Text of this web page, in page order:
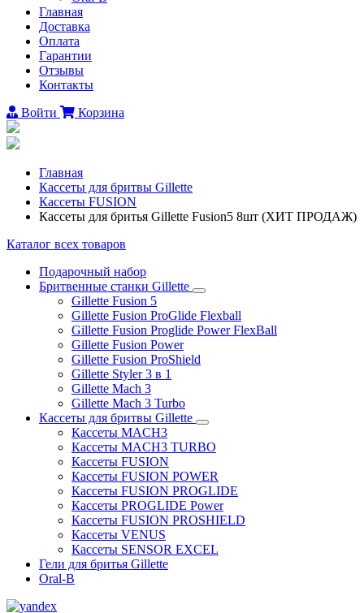
Главная
Доставка
Оплата
Гарантии
Отзывы
Контакты
Войти
Корзина
Главная
Каcсеты для бритвы Gillette
Кассеты FUSION
Кассеты для бритья Gillette Fusion5 8шт (ХИТ ПРОДАЖ)
Каталог всех товаров
Подарочный набор
Бритвенные станки Gillette
Gillette Fusion 5
Gillette Fusion ProGlide Flexball
Gillette Fusion Proglide Power FlexBall
Gillette Fusion Power
Gillette Fusion ProShield
Gillette Styler 3 в 1
Gillette Mach 3
Gillette Mach 3 Turbo
Каcсеты для бритвы Gillette
Кассеты MACH3
Кассеты MACH3 TURBO
Кассеты FUSION
Кассеты FUSION POWER
Кассеты FUSION PROGLIDE
Кассеты PROGLIDE Power
Кассеты FUSION PROSHIELD
Кассеты VENUS
Кассеты SENSOR EXCEL
Гели для бритья Gillette
Oral-B